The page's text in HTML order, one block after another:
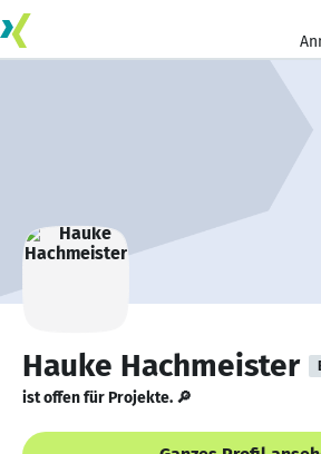
Hauke Hachmeister
ist offen für Projekte. 🔎